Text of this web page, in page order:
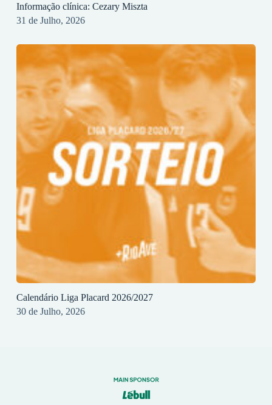
Informação clínica: Cezary Miszta
31 de Julho, 2026
Calendário Liga Placard 2026/2027
30 de Julho, 2026